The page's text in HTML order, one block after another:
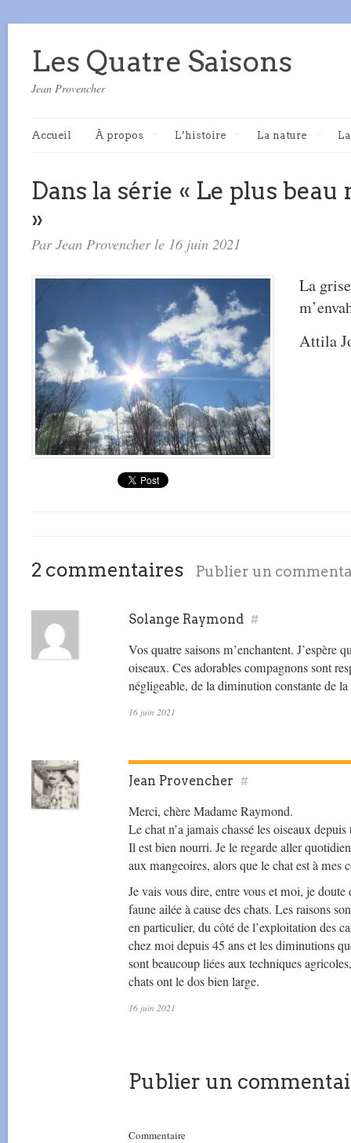
Les Quatre Saisons
Jean Provencher
Accueil À propos L’histoire La nature
Dans la série « Le plus
»
Par Jean Provencher le 16 juin 2021
La
Attila
2 commentaires Publier un
Solange Raymond #
Vos quatre saisons m’enchantent. J’espère
oiseaux. Ces adorables compagnons sont
négligeable, de la diminution constante de
16 juin 2021
Jean Provencher #
Merci, chère Madame Raymond.
Le chat n’a jamais chassé les oiseaux
Il est bien nourri. Je le regarde aller
aux mangeoires, alors que le chat est à mes
Je vais vous dire, entre vous et moi, je
faune ailée à cause des chats. Les raisons
en particulier, du côté de l’exploitation des
chez moi depuis 45 ans et les diminutions
sont beaucoup liées aux techniques
chats ont le dos bien large.
16 juin 2021
Publier un
Commentaire